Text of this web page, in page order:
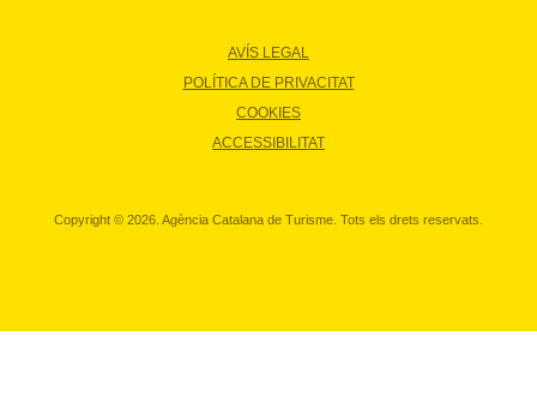
AVÍS LEGAL
POLÍTICA DE PRIVACITAT
COOKIES
ACCESSIBILITAT
Copyright © 2026. Agència Catalana de Turisme. Tots els drets reservats.